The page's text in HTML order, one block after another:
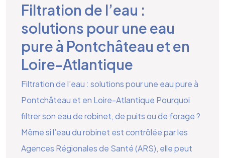
Filtration de l’eau :
solutions pour une eau
pure à Pontchâteau et en
Loire-Atlantique
Filtration de l’eau : solutions pour une eau pure à
Pontchâteau et en Loire-Atlantique Pourquoi
filtrer son eau de robinet, de puits ou de forage ?
Même si l’eau du robinet est contrôlée par les
Agences Régionales de Santé (ARS), elle peut